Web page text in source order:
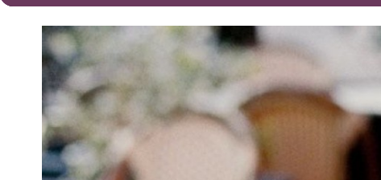
LINKS
publicWebsite
Facebook
Instagram
mail Newsletter